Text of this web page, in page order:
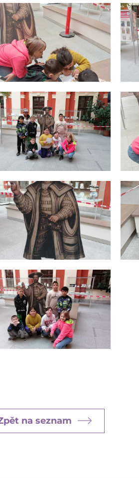
na seznam